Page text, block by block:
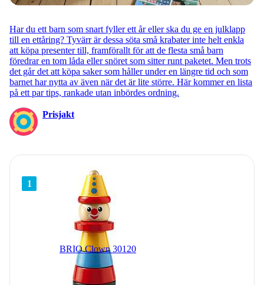
Har du ett barn som snart fyller ett år eller ska du ge en julklapp
till en ettåring? Tyvärr är dessa söta små krabater inte helt enkla
att köpa presenter till, framförallt för att de flesta små barn
föredrar en tom låda eller snöret som sitter runt paketet. Men trots
det går det att köpa saker som håller under en längre tid och som
barnet har nytta av även när det är lite större. Här kommer en lista
på ett par tips, rankade utan inbördes ordning.
Prisjakt
1
BRIO Clown 30120